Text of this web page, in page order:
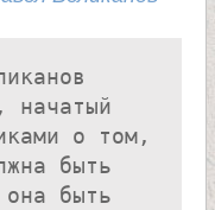
начатый
о том,
быть
быть